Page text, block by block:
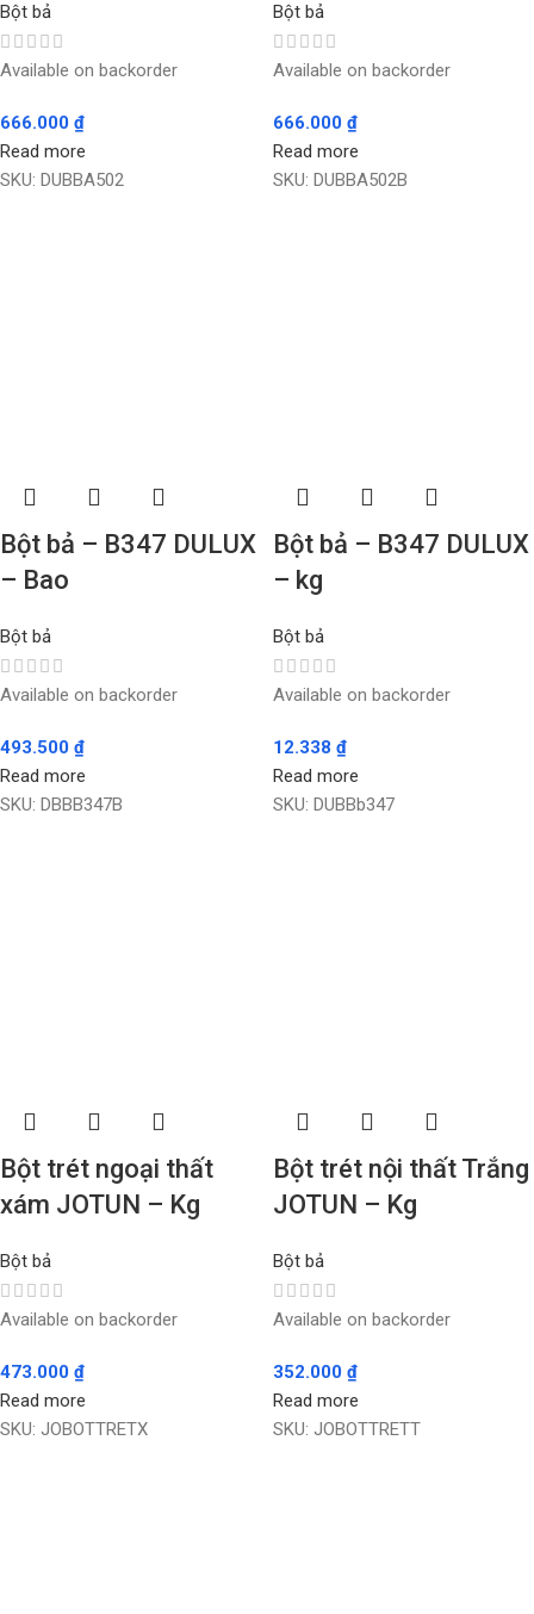
Bột bả
Available on backorder
666.000 ₫
Read more
SKU: DUBBA502
Bột bả
Available on backorder
666.000 ₫
Read more
SKU: DUBBA502B
Bột bả – B347 DULUX
– Bao
Bột bả
Available on backorder
493.500 ₫
Read more
SKU: DBBB347B
Bột bả – B347 DULUX
– kg
Bột bả
Available on backorder
12.338 ₫
Read more
SKU: DUBBb347
Bột trét ngoại thất
xám JOTUN – Kg
Bột bả
Available on backorder
473.000 ₫
Read more
SKU: JOBOTTRETX
Bột trét nội thất Trắng
JOTUN – Kg
Bột bả
Available on backorder
352.000 ₫
Read more
SKU: JOBOTTRETT